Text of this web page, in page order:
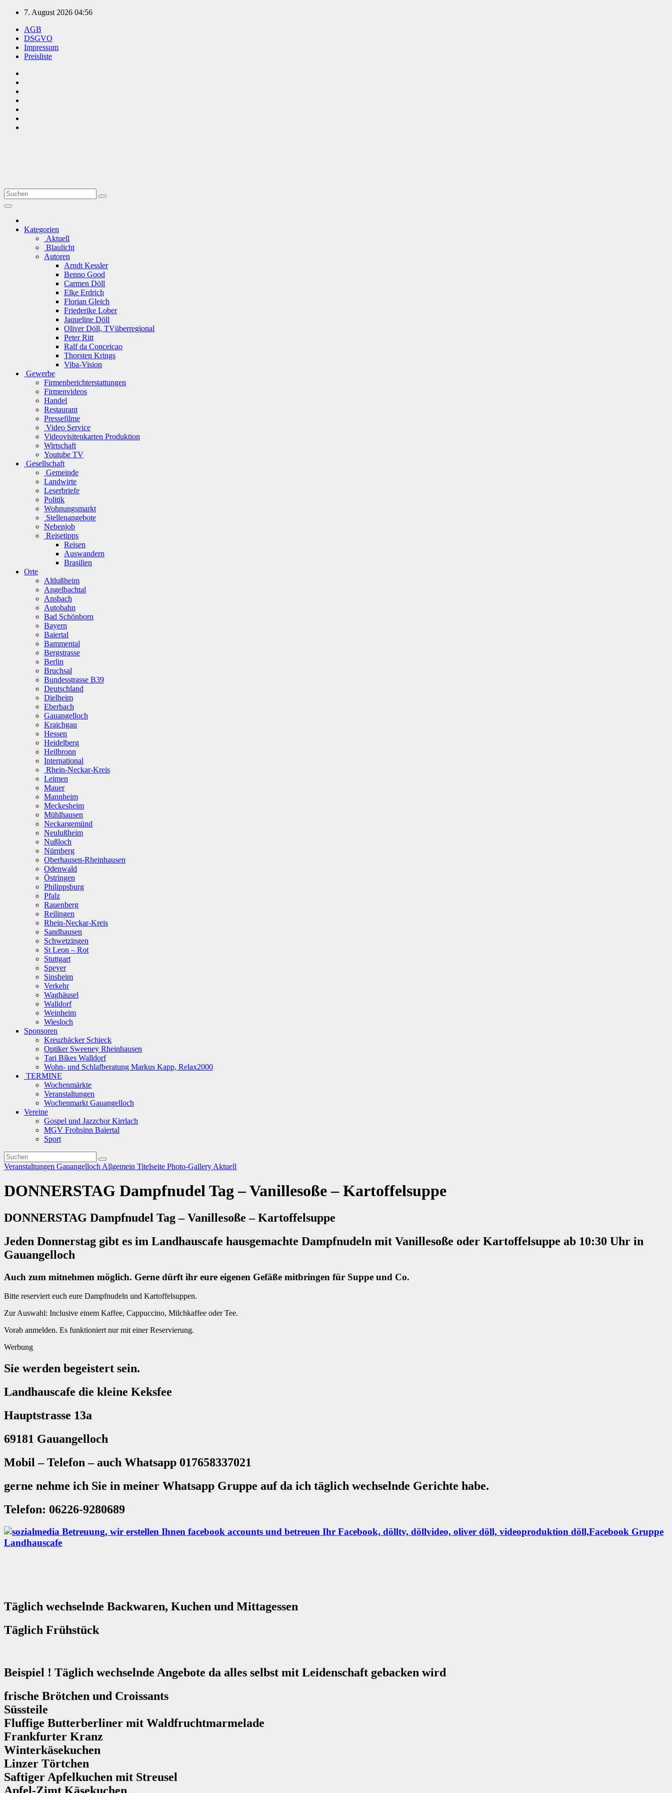
Zum
springen
7. August 2026 04:56
AGB
DSGVO
Impressum
Preisliste
Kategorien
Aktuell
Blaulicht
Autoren
Arndt Kessler
Benno Good
Carmen Döll
Elke Erdrich
Florian Gleich
Friederike Lober
Jaqueline Döll
Oliver Döll, TVüberregional
Peter Ritt
Ralf da Conceicao
Thorsten Krings
Viba-Vision
Gewerbe
Firmenberichterstattungen
Firmenvideos
Handel
Restaurant
Pressefilme
Video Service
Videovisitenkarten Produktion
Wirtschaft
Youtube TV
Gesellschaft
Gemeinde
Landwirte
Leserbriefe
Politik
Wohnungsmarkt
Stellenangebote
Nebenjob
Reisetipps
Reisen
Auswandern
Brasilien
Orte
Altlußheim
Angelbachtal
Ansbach
Autobahn
Bad Schönborn
Bayern
Baiertal
Bammental
Bergstrasse
Berlin
Bruchsal
Bundesstrasse B39
Deutschland
Dielheim
Eberbach
Gauangelloch
Kraichgau
Hessen
Heidelberg
Heilbronn
International
Rhein-Neckar-Kreis
Leimen
Mauer
Mannheim
Meckesheim
Mühlhausen
Neckargemünd
Neulußheim
Nußloch
Nürnberg
Oberhausen-Rheinhausen
Odenwald
Östringen
Philippsburg
Pfalz
Rauenberg
Reilingen
Rhein-Neckar-Kreis
Sandhausen
Schwetzingen
St Leon – Rot
Stuttgart
Speyer
Sinsheim
Verkehr
Waghäusel
Walldorf
Weinheim
Wiesloch
Sponsoren
Kreuzbäcker Schieck
Optiker Sweeney Rheinhausen
Tari Bikes Walldorf
Wohn- und Schlafberatung Markus Kapp, Relax2000
TERMINE
Wochenmärkte
Veranstaltungen
Wochenmarkt Gauangelloch
Vereine
Gospel und Jazzchor Kirrlach
MGV Frohsinn Baiertal
Sport
Veranstaltungen Gauangelloch Allgemein Titelseite Photo-Gallery Aktuell
DONNERSTAG Dampfnudel Tag – Vanillesoße – Kartoffelsuppe
DONNERSTAG Dampfnudel Tag – Vanillesoße – Kartoffelsuppe
Jeden Donnerstag gibt es im Landhauscafe hausgemachte Dampfnudeln mit Vanillesoße oder Kartoffelsuppe ab 10:30 Uhr in
Gauangelloch
Auch zum mitnehmen möglich. Gerne dürft ihr eure eigenen Gefäße mitbringen für Suppe und Co.
Bitte reserviert euch eure Dampfnudeln und Kartoffelsuppen.
Zur Auswahl: Inclusive einem Kaffee, Cappuccino, Milchkaffee oder Tee.
Vorab anmelden. Es funktioniert nur mit einer Reservierung.
Werbung
Sie werden begeistert sein.
Landhauscafe die kleine Keksfee
Hauptstrasse 13a
69181 Gauangelloch
Mobil – Telefon – auch Whatsapp 017658337021
gerne nehme ich Sie in meiner Whatsapp Gruppe auf da ich täglich wechselnde Gerichte habe.
Telefon: 06226-9280689
Facebook Gruppe
Landhauscafe
Täglich wechselnde Backwaren, Kuchen und Mittagessen
Täglich Frühstück
Beispiel ! Täglich wechselnde Angebote da alles selbst mit Leidenschaft gebacken wird
frische Brötchen und Croissants
Süssteile
Fluffige Butterberliner mit Waldfruchtmarmelade
Frankfurter Kranz
Winterkäsekuchen
Linzer Törtchen
Saftiger Apfelkuchen mit Streusel